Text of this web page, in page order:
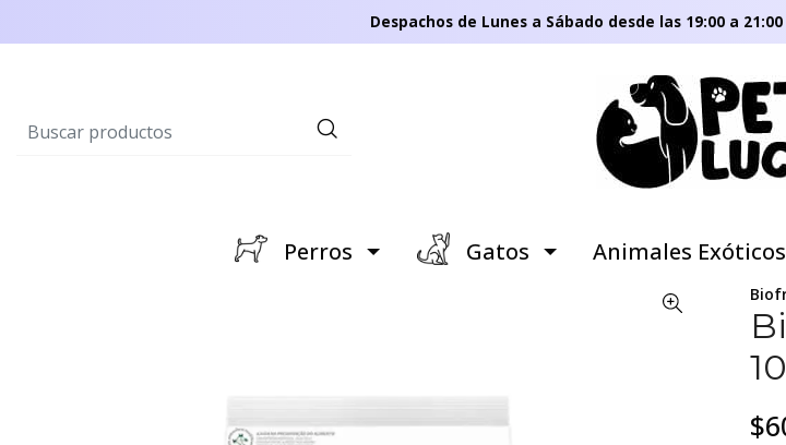
Despachos de Lunes a Sábado desde las 19:00 a
Perros Gatos Animales Exóticos